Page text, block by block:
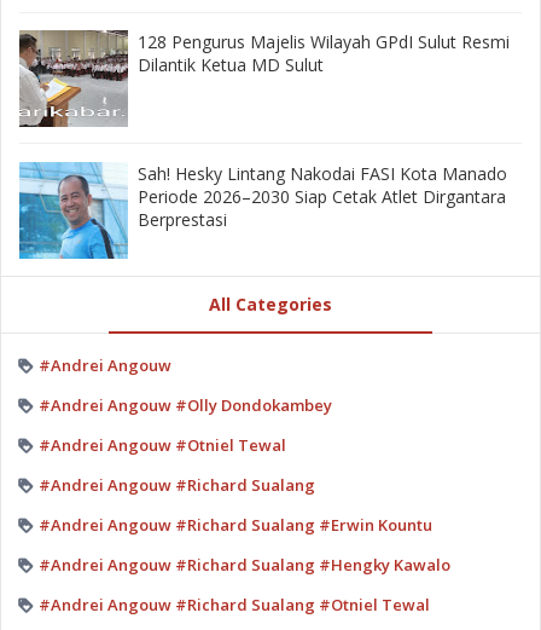
128 Pengurus Majelis Wilayah GPdI Sulut Resmi
Dilantik Ketua MD Sulut
‎Sah! Hesky Lintang Nakodai FASI Kota Manado
Periode 2026–2030 Siap Cetak Atlet Dirgantara
Berprestasi
All Categories
#Andrei Angouw
#Andrei Angouw #Olly Dondokambey
#Andrei Angouw #Otniel Tewal
#Andrei Angouw #Richard Sualang
#Andrei Angouw #Richard Sualang #Erwin Kountu
#Andrei Angouw #Richard Sualang #Hengky Kawalo
#Andrei Angouw #Richard Sualang #Otniel Tewal